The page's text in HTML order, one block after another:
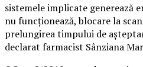
sistemele implicate generează
nu funcționează, blocare la
prelungirea timpului de
declarat farmacist Sânziana